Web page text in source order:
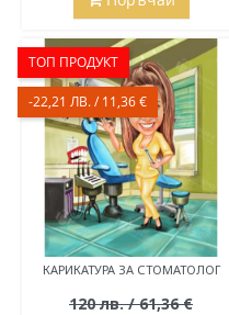
КАРИКАТУРА ЗА СТОМАТОЛОГ
120 лв. / 61,36 €
ТОП ПРОДУКТ
-22,21 ЛВ. / 11,36 €